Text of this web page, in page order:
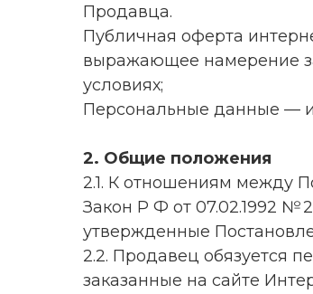
Продавца.
Публичная оферта
выражающее намерение
условиях;
Персональные данные —
2. Общие положения
2.1. К отношениям между
Закон Р Ф от 07.02.1992 №
утвержденные
2.2. Продавец обязуется
заказанные на сайте